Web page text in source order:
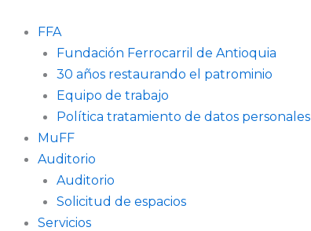
contenido
FFA
Fundación Ferrocarril de Antioquia
30 años restaurando el patrominio
Equipo de trabajo
Política tratamiento de datos personales
MuFF
Auditorio
Auditorio
Solicitud de espacios
Servicios